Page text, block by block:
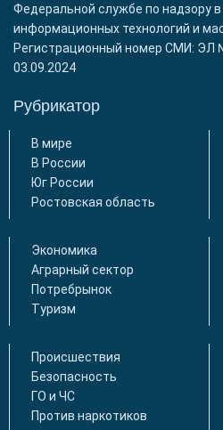
Федеральной службе по надзору
информационных технологий и
Регистрационный номер СМИ: ЭЛ
03.09.2024
Рубрикатор
В мире
В России
Юг России
Ростовская область
Экономика
Аграрный сектор
Потребрынок
Туризм
Происшествия
Безопасность
ГО и ЧС
Против наркотиков